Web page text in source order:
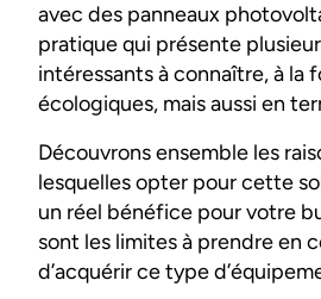
avec des panneaux
pratique qui présente
intéressants à connaître, à la
écologiques, mais aussi en
Découvrons ensemble les
lesquelles opter pour cette
un réel bénéfice pour votre
sont les limites à prendre en
d’acquérir ce type